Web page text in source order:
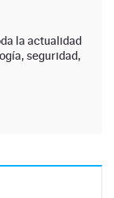
la actualidad
seguridad,